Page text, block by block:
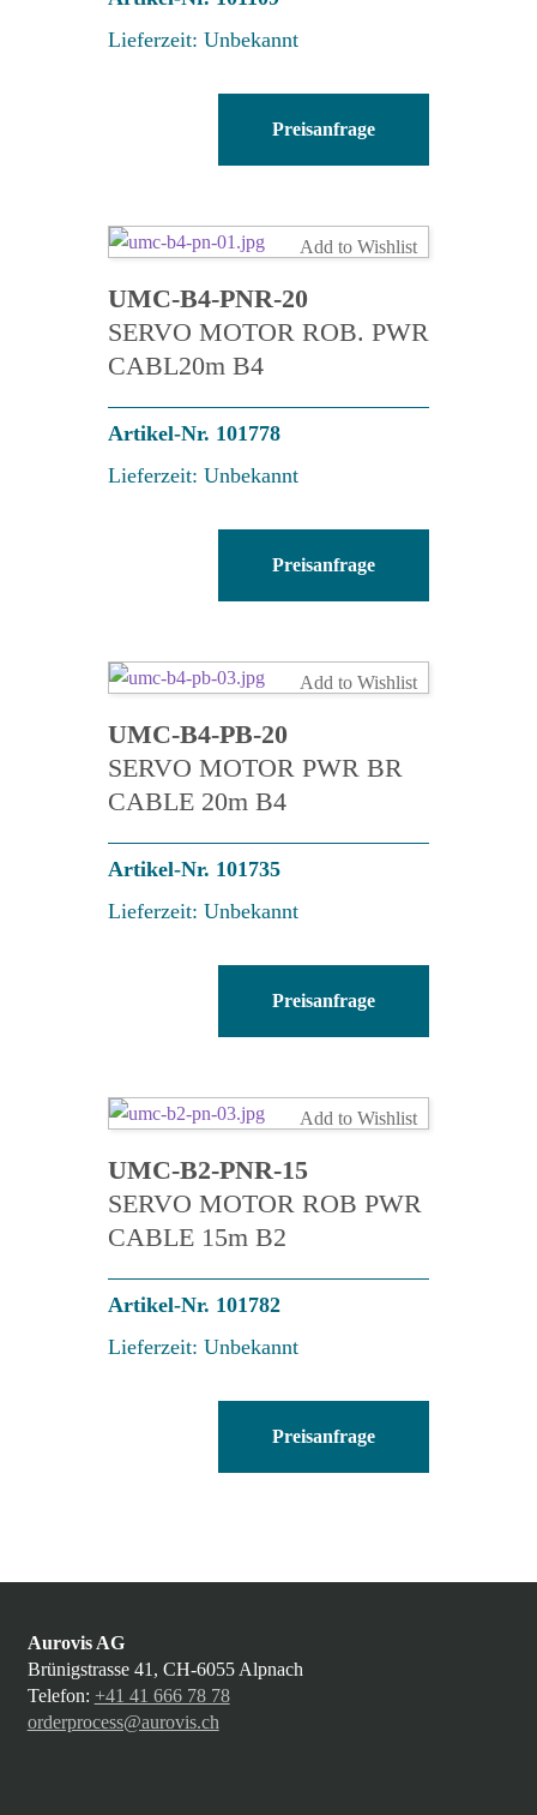
Lieferzeit: Unbekannt
FNR-
Menge
Preisanfrage
Add to Wishlist
UMC-B4-PNR-20
SERVO MOTOR ROB. PWR
CABL20m B4
Artikel-Nr. 101778
Lieferzeit: Unbekannt
PNR-
Menge
Preisanfrage
Add to Wishlist
UMC-B4-PB-20
SERVO MOTOR PWR BR
CABLE 20m B4
Artikel-Nr. 101735
Lieferzeit: Unbekannt
PB-
Menge
Preisanfrage
Add to Wishlist
UMC-B2-PNR-15
SERVO MOTOR ROB PWR
CABLE 15m B2
Artikel-Nr. 101782
Lieferzeit: Unbekannt
PNR-
Preisanfrage
Aurovis AG
Brünigstrasse 41, CH-6055 Alpnach
Telefon: +41 41 666 78 78
orderprocess@aurovis.ch